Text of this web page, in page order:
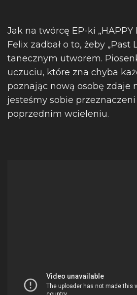
Jak na twórcę EP-ki „HAPPY
Felix zadbał o to, żeby „Past
tanecznym utworem.
uczuciu, które zna chyba
poznając nową osobę zdaje
jesteśmy sobie
poprzednim wcieleniu.